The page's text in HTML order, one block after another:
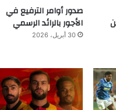
صدور أوامر الترفيع في
الأجور بالرائد الرسمي
30 أبريل، 2026